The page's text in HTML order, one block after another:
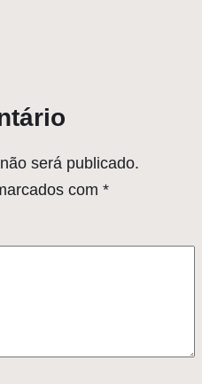
será publicado.
com *